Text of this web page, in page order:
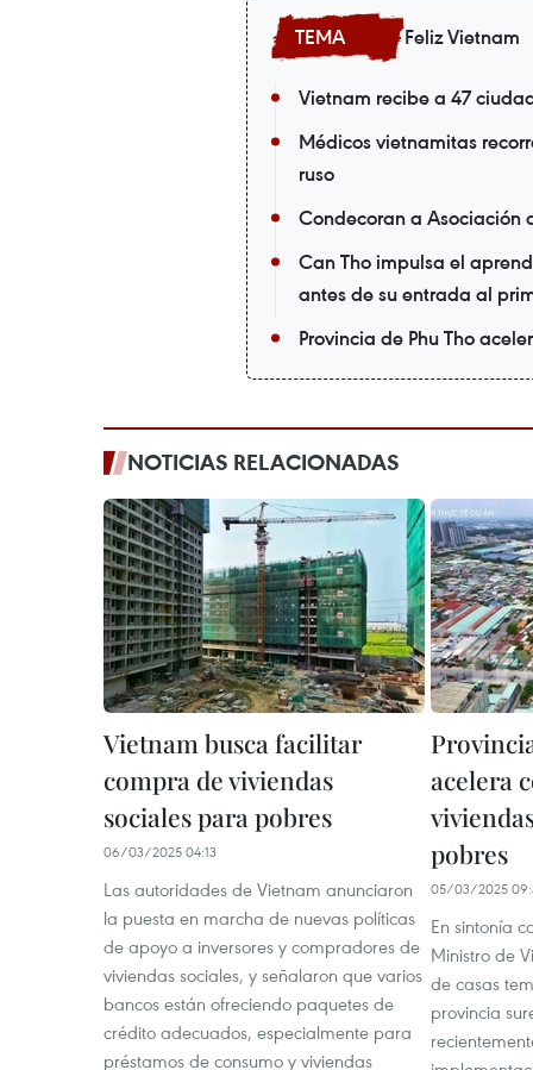
Feliz Vietnam
Vietnam recibe a 47
Médicos vietnamitas
ruso
Condecoran a
Can Tho impulsa el
antes de su entrada al
Provincia de Phu Tho
NOTICIAS RELACIONADAS
Vietnam busca facilitar
compra de viviendas
sociales para pobres
06/03/2025 04:13
Las autoridades de Vietnam anunciaron
la puesta en marcha de nuevas políticas
de apoyo a inversores y compradores de
viviendas sociales, y señalaron que varios
bancos están ofreciendo paquetes de
crédito adecuados, especialmente para
préstamos de consumo y viviendas
acelera
pobres
05/03/2025
En sintonía
Ministro de
de casas
provincia